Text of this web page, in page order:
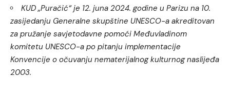
KUD „Puračić“ je 12. juna 2024. godine u Parizu na 10.
zasijedanju Generalne skupštine UNESCO-a akreditovan
za pružanje savjetodavne pomoći Međuvladinom
komitetu UNESCO-a po pitanju implementacije
Konvencije o očuvanju nematerijalnog kulturnog naslijeđa
2003.